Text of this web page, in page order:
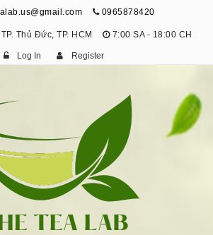
0965878420
Thủ Đức, TP. HCM 7:00 SA - 18:00 CH
Log In Register